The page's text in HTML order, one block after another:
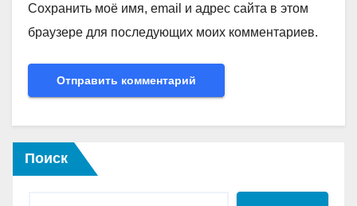
Сохранить моё имя, email и адрес сайта в этом
браузере для последующих моих комментариев.
Поиск